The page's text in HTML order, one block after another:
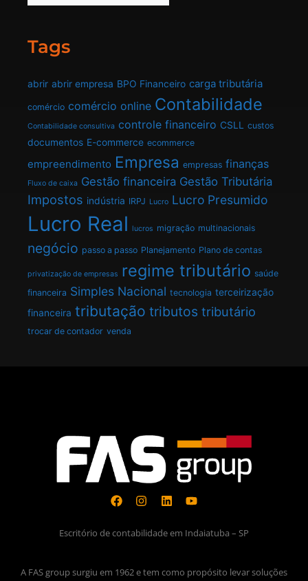
Tags
abrir abrir empresa BPO Financeiro carga tributária
comércio comércio online Contabilidade
Contabilidade consultiva controle financeiro CSLL custos
documentos E-commerce ecommerce
empreendimento Empresa empresas finanças
Fluxo de caixa Gestão financeira Gestão Tributária
Impostos indústria IRPJ Lucro Lucro Presumido
Lucro Real lucros migração multinacionais
negócio passo a passo Planejamento Plano de contas
privatização de empresas regime tributário saúde
financeira Simples Nacional tecnologia terceirização
financeira tributação tributos tributário
trocar de contador venda
Escritório de contabilidade em Indaiatuba – SP
A FAS group surgiu em 1962 e tem como propósito levar soluções